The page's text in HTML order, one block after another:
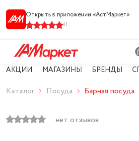
Открыть в приложении «АстМарке‪т‬»
41
АКЦИИ МАГАЗИНЫ БРЕНДЫ
Каталог Посуда Барная посуда
нет отзывов